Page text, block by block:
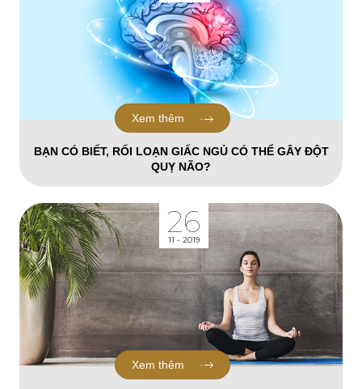
BẠN CÓ BIẾT, RỐI LOẠN GIẤC NGỦ CÓ THỂ GÂY ĐỘT
QUỴ NÃO?
Xem thêm
26
11 - 2019
Xem thêm